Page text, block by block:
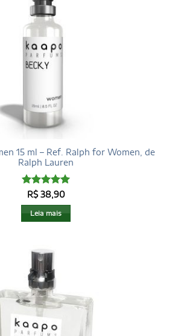
15 ml – Ref. Ralph for Women, de
Ralph Lauren
Avaliação5
de 5
R$38,90
Leia mais